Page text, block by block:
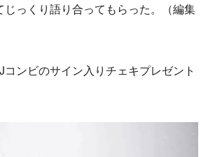
じっくり語り合ってもらった。（編集
コンビのサイン入りチェキプレゼント